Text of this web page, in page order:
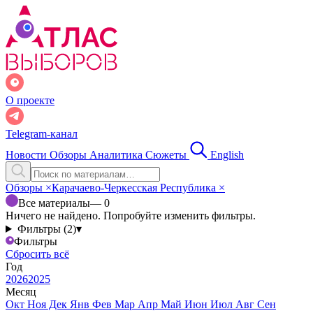
О проекте
Telegram-канал
Новости Обзоры Аналитика Сюжеты English
Обзоры ×Карачаево-Черкесская Республика ×
Все материалы— 0
Ничего не найдено. Попробуйте изменить фильтры.
Фильтры (2)▾
Фильтры
Сбросить всё
Год
20262025
Месяц
Окт Ноя Дек Янв Фев Мар Апр Май Июн Июл Авг Сен